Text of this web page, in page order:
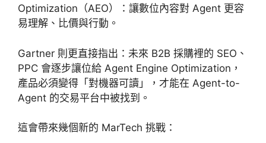
Optimization（AEO）：讓數位內容對 Agent 更容
易理解、比價與行動。
Gartner 則更直接指出：未來 B2B 採購裡的 SEO、
PPC 會逐步讓位給 Agent Engine Optimization，
產品必須變得「對機器可讀」，才能在 Agent-to-
Agent 的交易平台中被找到。
這會帶來幾個新的 MarTech 挑戰：